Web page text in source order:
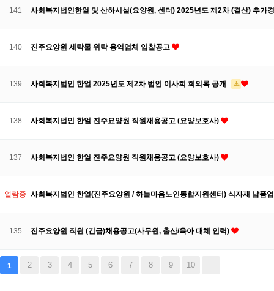
141 사회복지법인한얼 및 산하시설(요양원, 센터) 2025년도 제2차 (결산) 추가
140 진주요양원 세탁물 위탁 용역업체 입찰공고
139 사회복지법인 한얼 2025년도 제2차 법인 이사회 회의록 공개
138 사회복지법인 한얼 진주요양원 직원채용공고 (요양보호사)
137 사회복지법인 한얼 진주요양원 직원채용공고 (요양보호사)
열람중 사회복지법인 한얼(진주요양원 / 하늘마음노인통합지원센터) 식자재 납품
135 진주요양원 직원 (긴급)채용공고(사무원, 출산/육아 대체 인력)
1 2 3 4 5 6 7 8 9 10